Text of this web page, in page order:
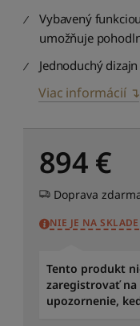
Vybavený
umožňuje
Jednoduchý
Viac informácií ↴
894 €
Doprava
NIE JE NA SKLADE
Tento produkt
zaregistrovať
upozornenie,